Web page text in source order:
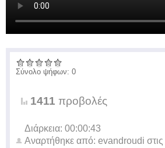
Σύνολο ψήφων: 0
1411 προβολές
Διάρκεια: 00:00:43
Αναρτήθηκε από: evandroudi στις